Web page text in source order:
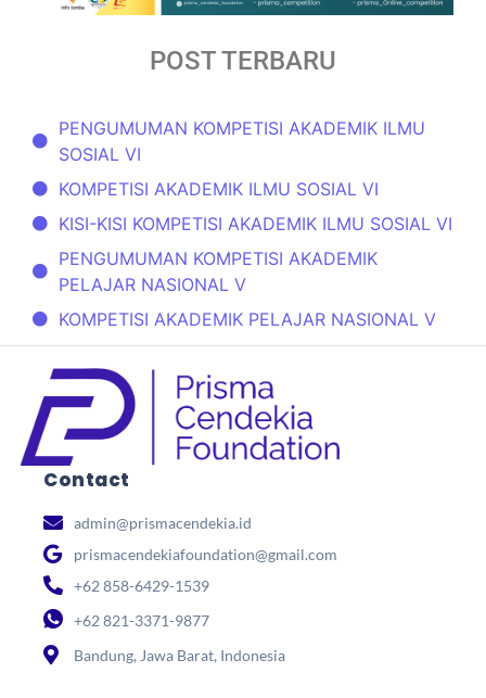
POST TERBARU
PENGUMUMAN KOMPETISI AKADEMIK ILMU
SOSIAL VI
KOMPETISI AKADEMIK ILMU SOSIAL VI
KISI-KISI KOMPETISI AKADEMIK ILMU SOSIAL VI
PENGUMUMAN KOMPETISI AKADEMIK
PELAJAR NASIONAL V
KOMPETISI AKADEMIK PELAJAR NASIONAL V
Contact
admin@prismacendekia.id
prismacendekiafoundation@gmail.com
+62 858-6429-1539
+62 821-3371-9877
Bandung, Jawa Barat, Indonesia